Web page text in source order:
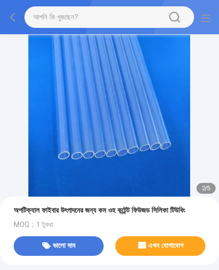
2/5
অপটিক্যাল ফাইবার উৎপাদনের জন্য কম ওহ কন্টেন্ট ফিউজড সিলিকা টিউবিং
MOQ：1 টুকরা
ভালো দাম এখন যোগাযোগ